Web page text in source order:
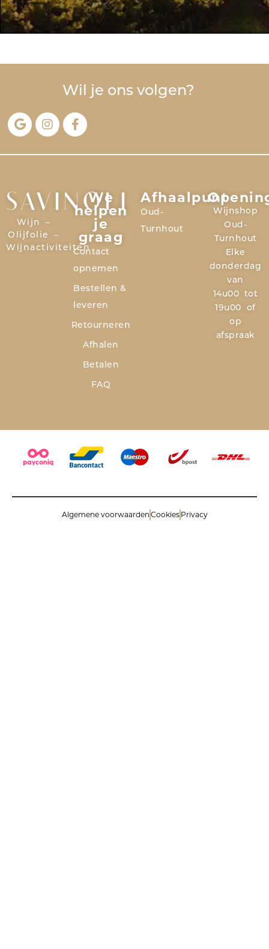
Wil je ons volgen?
SAVINOLI
Wijn –
Olijfolie –
Wijnactiviteiten
We
helpen
je
graag
Contact
opnemen
Bestellen &
leveren
Retourneren
Afhalen
Betalen
FAQ
Afhaalpunt
Oud-
Turnhout
Wijnshop
Oud-
Turnhout
Elke
donderdag
van
14u00 tot
19u00 of
op
afspraak
Algemene voorwaarden Cookies Privacy